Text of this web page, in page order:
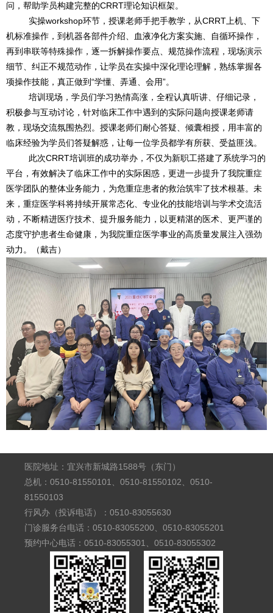
问，帮助学员构建完整的CRRT理论知识框架。
实操workshop环节，授课老师手把手教学，从CRRT上机、下
机标准操作，到机器各部件介绍、血液净化方案实施、自循环操作，
再到串联等特殊操作，逐一拆解操作要点、规范操作流程，现场演示
细节、纠正不规范动作，让学员在实操中深化理论理解，熟练掌握各
项操作技能，真正做到“学懂、弄通、会用”。
培训现场，学员们学习热情高涨，全程认真听讲、仔细记录，
积极参与互动讨论，针对临床工作中遇到的实际问题向授课老师请
教，现场交流氛围热烈。授课老师们耐心答疑、倾囊相授，用丰富的
临床经验为学员们答疑解惑，让每一位学员都学有所获、受益匪浅。
此次CRRT培训班的成功举办，不仅为新职工搭建了系统学习的
平台，有效解决了临床工作中的实际困惑，更进一步提升了我院重症
医学团队的整体业务能力，为危重症患者的救治筑牢了技术根基。未
来，重症医学科将持续开展常态化、专业化的技能培训与学术交流活
动，不断精进医疗技术、提升服务能力，以更精湛的医术、更严谨的
态度守护患者生命健康，为我院重症医学事业的高质量发展注入强劲
动力。（戴吉）
医院地址：宜兴市新城路1588号（东门）
总机：0510-81550101、0510-81550102、0510-
81550103
行风办（投诉电话）：0510-83055630
门诊服务台电话：0510-83055200、0510-83055201
预约中心电话：0510-83055301、0510-83055302